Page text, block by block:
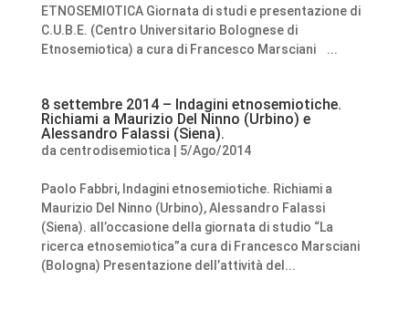
ETNOSEMIOTICA Giornata di studi e presentazione di
C.U.B.E. (Centro Universitario Bolognese di
Etnosemiotica) a cura di Francesco Marsciani ...
8 settembre 2014 – Indagini etnosemiotiche.
Richiami a Maurizio Del Ninno (Urbino) e
Alessandro Falassi (Siena).
da centrodisemiotica 5/Ago/2014
Paolo Fabbri, Indagini etnosemiotiche. Richiami a
Maurizio Del Ninno (Urbino), Alessandro Falassi
(Siena). all’occasione della giornata di studio “La
ricerca etnosemiotica”a cura di Francesco Marsciani
(Bologna) Presentazione dell’attività del...